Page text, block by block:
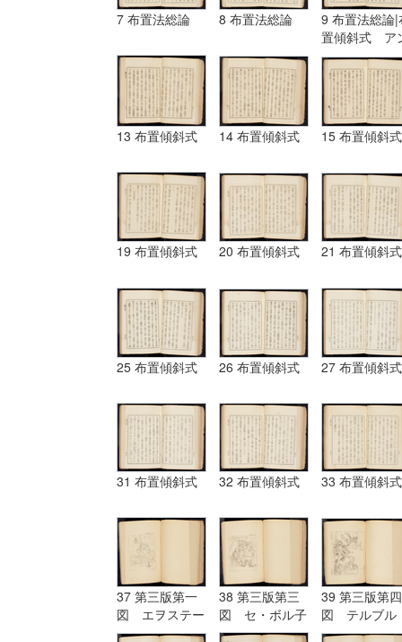
7 布置法総論 8 布置法総論
9 布置法総論|
置傾斜式 ア
ギュラール、
ムポシシヨン
13 布置傾斜式 14 布置傾斜式 15 布置傾斜式
19 布置傾斜式 20 布置傾斜式 21 布置傾斜式
25 布置傾斜式 26 布置傾斜式 27 布置傾斜式
31 布置傾斜式 32 布置傾斜式 33 布置傾斜式
37 第三版第一
図 エヲステー
ド Aostade
38 第三版第三
図 セ・ボル子
ツト I.Burnet
39 第三版第四
図 テルブル
グ terburg